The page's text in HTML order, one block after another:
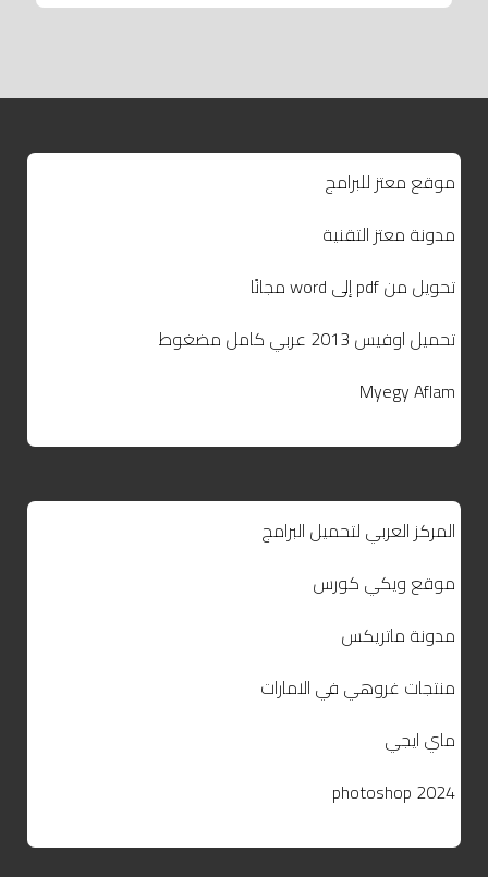
موقع معتز للبرامج
مدونة معتز التقنية
تحويل من pdf إلى word مجانًا
تحميل اوفيس 2013 عربي كامل مضغوط
Myegy Aflam
المركز العربي لتحميل البرامج
موقع ويكي كورس
مدونة ماتريكس
منتجات غروهي في الامارات
ماي ايجي
photoshop 2024